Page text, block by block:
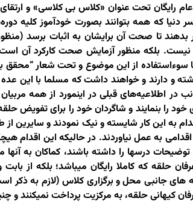
رایگان تحت عنوان «کلاس بی کلاسی» و
که همه بتوانند بصورت خودآموز کلیه
بدهند تا صحت آن برایشان به اثبات برسد
نیست. بلکه منظور آزمایش صحت کارکرد آن
با سوءاستفاده از این موضوع و تحت شعار
و دارند و خواهند داشت که مسلما با این عده
در اطلاعیه‌های قبلی در اینمورد از همه
را بنمایند و شاگردان خود را برای تفویض
به این کار شایسته و نیک نمودند و سایرین
به عمل نیاوردند. در حالیکه این اقدام
توضیحات درسها را داشته باشند، کماکان به
حلقه که کاملا رایگان میباشد؛ بلکه از
جانبی محل و برگزاری کلاس (لازم به ذکر
کیهانی حلقه، به مرکزیت پرداخت نمیکنند و